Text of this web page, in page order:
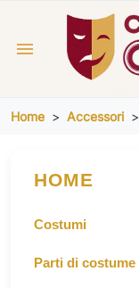
menu
Home Accessori
HOME
Costumi
Parti di costume